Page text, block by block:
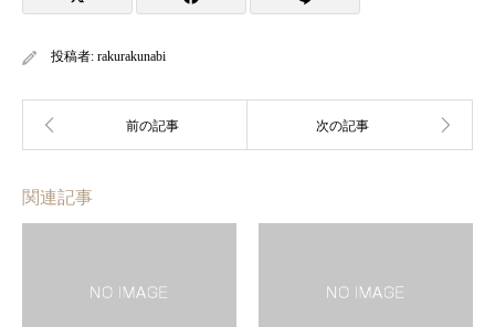
投稿者: rakurakunabi
関連記事